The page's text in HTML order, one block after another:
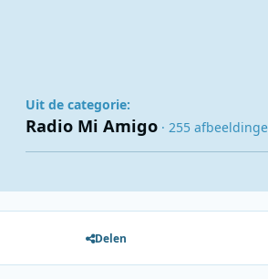
Uit de categorie:
Radio Mi Amigo · 255
Delen